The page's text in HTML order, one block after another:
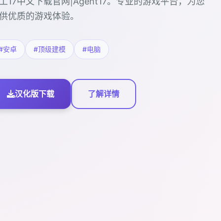
优质的游戏体验。
安卓 #顶级建模 #电脑
汉化版下载 了解详情